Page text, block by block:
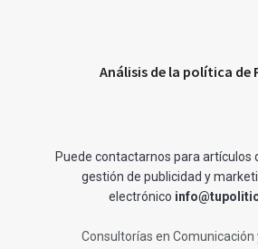
Análisis de la política de
Puede contactarnos para artículos
gestión de publicidad y
electrónico
Consultorías en Comunicación